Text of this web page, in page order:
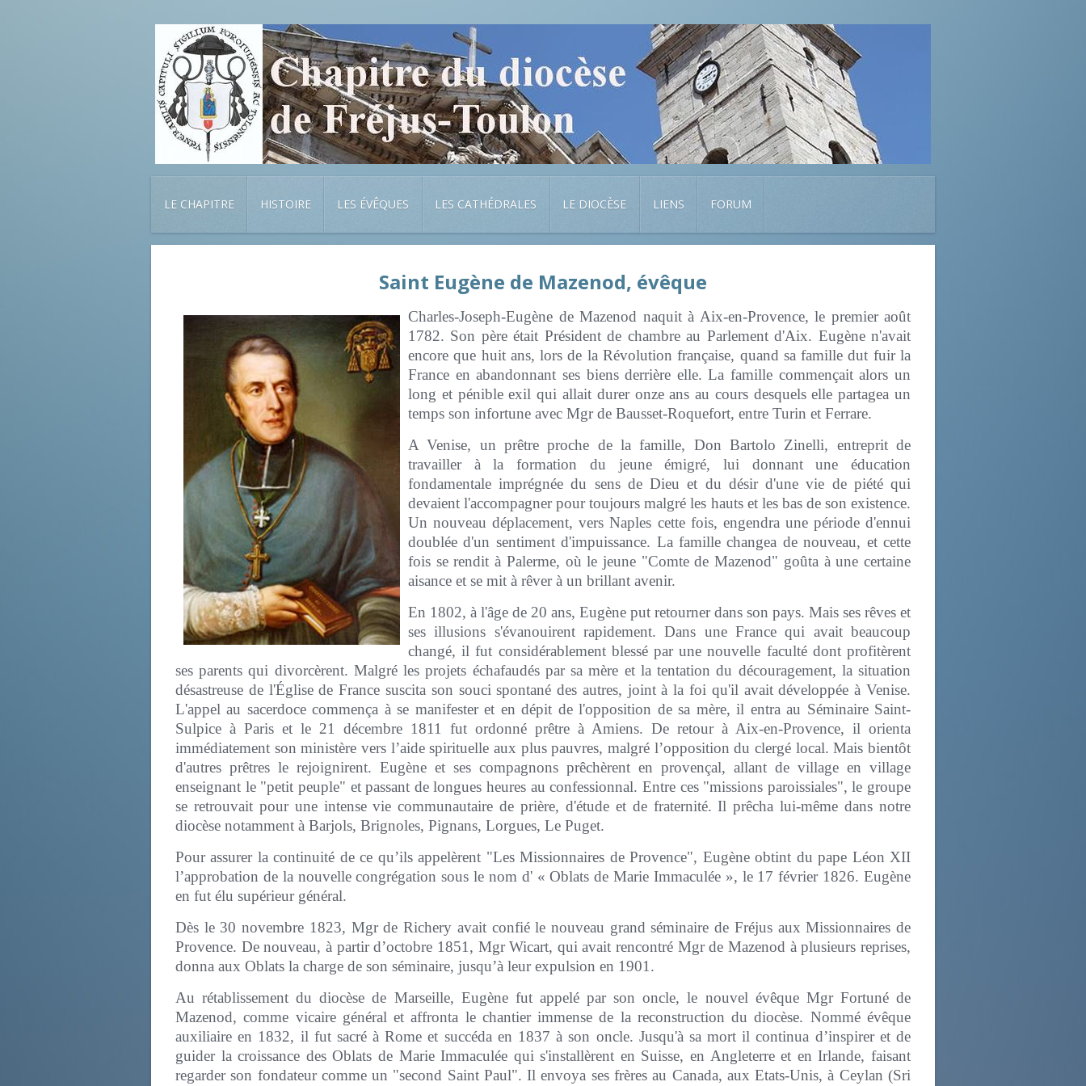
LE CHAPITRE HISTOIRE LES ÉVÊQUES LES CATHÉDRALES LE DIOCÈSE LIENS FORUM
Saint Eugène de Mazenod, évêque
Charles-Joseph-Eugène de Mazenod naquit à Aix-en-Provence, le premier août
1782. Son père était Président de chambre au Parlement d'Aix. Eugène n'avait
encore que huit ans, lors de la Révolution française, quand sa famille dut fuir la
France en abandonnant ses biens derrière elle. La famille commençait alors un
long et pénible exil qui allait durer onze ans au cours desquels elle partagea un
temps son infortune avec Mgr de Bausset-Roquefort, entre Turin et Ferrare.
A Venise, un prêtre proche de la famille, Don Bartolo Zinelli, entreprit de
travailler à la formation du jeune émigré, lui donnant une éducation
fondamentale imprégnée du sens de Dieu et du désir d'une vie de piété qui
devaient l'accompagner pour toujours malgré les hauts et les bas de son existence.
Un nouveau déplacement, vers Naples cette fois, engendra une période d'ennui
doublée d'un sentiment d'impuissance. La famille changea de nouveau, et cette
fois se rendit à Palerme, où le jeune "Comte de Mazenod" goûta à une certaine
aisance et se mit à rêver à un brillant avenir.
En 1802, à l'âge de 20 ans, Eugène put retourner dans son pays. Mais ses rêves et
ses illusions s'évanouirent rapidement. Dans une France qui avait beaucoup
changé, il fut considérablement blessé par une nouvelle faculté dont profitèrent
ses parents qui divorcèrent. Malgré les projets échafaudés par sa mère et la tentation du découragement, la situation
désastreuse de l'Église de France suscita son souci spontané des autres, joint à la foi qu'il avait développée à Venise.
L'appel au sacerdoce commença à se manifester et en dépit de l'opposition de sa mère, il entra au Séminaire Saint-
Sulpice à Paris et le 21 décembre 1811 fut ordonné prêtre à Amiens. De retour à Aix-en-Provence, il orienta
immédiatement son ministère vers l’aide spirituelle aux plus pauvres, malgré l’opposition du clergé local. Mais bientôt
d'autres prêtres le rejoignirent. Eugène et ses compagnons prêchèrent en provençal, allant de village en village
enseignant le "petit peuple" et passant de longues heures au confessionnal. Entre ces "missions paroissiales", le groupe
se retrouvait pour une intense vie communautaire de prière, d'étude et de fraternité. Il prêcha lui-même dans notre
diocèse notamment à Barjols, Brignoles, Pignans, Lorgues, Le Puget.
Pour assurer la continuité de ce qu’ils appelèrent "Les Missionnaires de Provence", Eugène obtint du pape Léon XII
l’approbation de la nouvelle congrégation sous le nom d' « Oblats de Marie Immaculée », le 17 février 1826. Eugène
en fut élu supérieur général.
Dès le 30 novembre 1823, Mgr de Richery avait confié le nouveau grand séminaire de Fréjus aux Missionnaires de
Provence. De nouveau, à partir d’octobre 1851, Mgr Wicart, qui avait rencontré Mgr de Mazenod à plusieurs reprises,
donna aux Oblats la charge de son séminaire, jusqu’à leur expulsion en 1901.
Au rétablissement du diocèse de Marseille, Eugène fut appelé par son oncle, le nouvel évêque Mgr Fortuné de
Mazenod, comme vicaire général et affronta le chantier immense de la reconstruction du diocèse. Nommé évêque
auxiliaire en 1832, il fut sacré à Rome et succéda en 1837 à son oncle. Jusqu'à sa mort il continua d’inspirer et de
guider la croissance des Oblats de Marie Immaculée qui s'installèrent en Suisse, en Angleterre et en Irlande, faisant
regarder son fondateur comme un "second Saint Paul". Il envoya ses frères au Canada, aux Etats-Unis, à Ceylan (Sri